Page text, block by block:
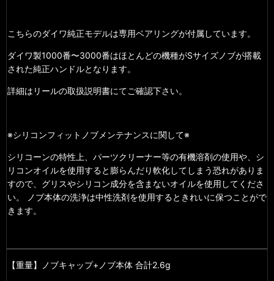
こちらのダイワ純正モデルは専用ベアリングが付属しています。
ダイワ製1000番〜3000番はほとんどの機種がSサイズノブが搭載
された純正ハンドルとなります。
詳細はリールの取扱説明書にてご確認下さい。
※シリコンフィットノブメンテナンスに関して※
シリコーンの特性上、パーツクリーナー等の有機溶剤の使用や、シ
リコンオイルを使用すると膨らんだり軟化してしまう恐れがありま
すので、グリスやシリコン成分を含まないオイルを使用してくださ
い。 ノブ本体の洗浄は中性洗剤を使用するときれいに保つことがで
きます。
【重量】ノブキャップ+ノブ本体 合計2.6g